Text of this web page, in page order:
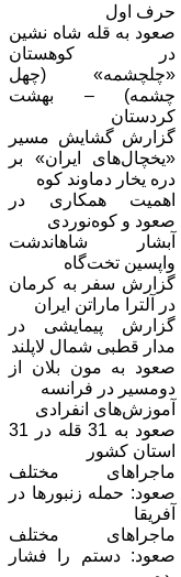
حرف اول
صعود به قله شاه نشین
در کوهستان
«چلچشمه» (چهل
چشمه) – بهشت
کردستان
گزارش گشایش مسیر
«یخچال‌های ایران» بر
دره یخار دماوند کوه
اهمیت همکاری در
صعود و کوه‌نوردی
آبشار شاهاندشت
واپسین تخت‌گاه
گزارش سفر به کرمان
در آلترا ماراتن ایران
گزارش پیمایشی در
مدار قطبی شمال لاپلند
صعود به مون بلان از
دومسیر در فرانسه
آموزش‌های انفرادی
صعود به 31 قله در 31
استان کشور
ماجراهای مختلف
صعود: حمله زنبورها در
آفریقا
ماجراهای مختلف
صعود: دستم را فشار